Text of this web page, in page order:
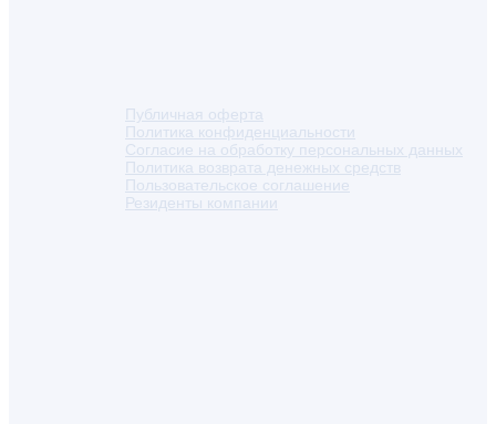
Публичная оферта
Политика конфиденциальности
Согласие на обработку персональных данных
Политика возврата денежных средств
Пользовательское соглашение
Резиденты компании